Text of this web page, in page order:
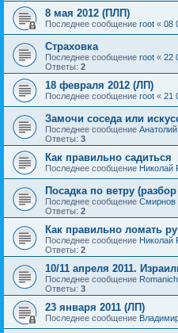
8 мая 2012 (ПЛП)
Последнее сообщение root « 08
Страховка
Последнее сообщение root « 22
Ответы: 2
18 февраля 2012 (ЛП)
Последнее сообщение root « 21
Замочи соседа или
Последнее сообщение Анатолий
Ответы: 3
Как правильно садиться
Последнее сообщение Николай
Посадка по ветру
Последнее сообщение Смирнов
Ответы: 2
Как правильно ломать
Последнее сообщение Николай
Ответы: 2
10/11 апреля 2011.
Последнее сообщение Romanich
Ответы: 3
23 января 2011 (ЛП)
Последнее сообщение